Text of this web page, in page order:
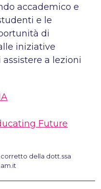
accademico e
e le
di
iniziative
a lezioni
Future
corretto della dott.ssa